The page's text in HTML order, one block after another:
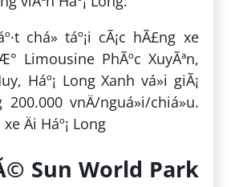
chá» táº¡i cÃ¡c hÃ£ng xe
Limousine PhÃºc XuyÃªn,
Háº¡ Long Xanh vá»i giÃ¡
vnÄ/nguá»i/chiá»u.
Äi Háº¡ Long
Sun World Park